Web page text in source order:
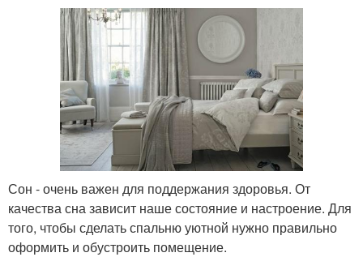
Сон - очень важен для поддержания здоровья. От
качества сна зависит наше состояние и настроение. Для
того, чтобы сделать спальню уютной нужно правильно
оформить и обустроить помещение.